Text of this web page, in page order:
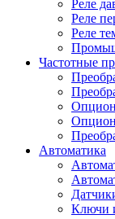
Реле
Реле
Реле
Частотные
Автоматика
Ключи